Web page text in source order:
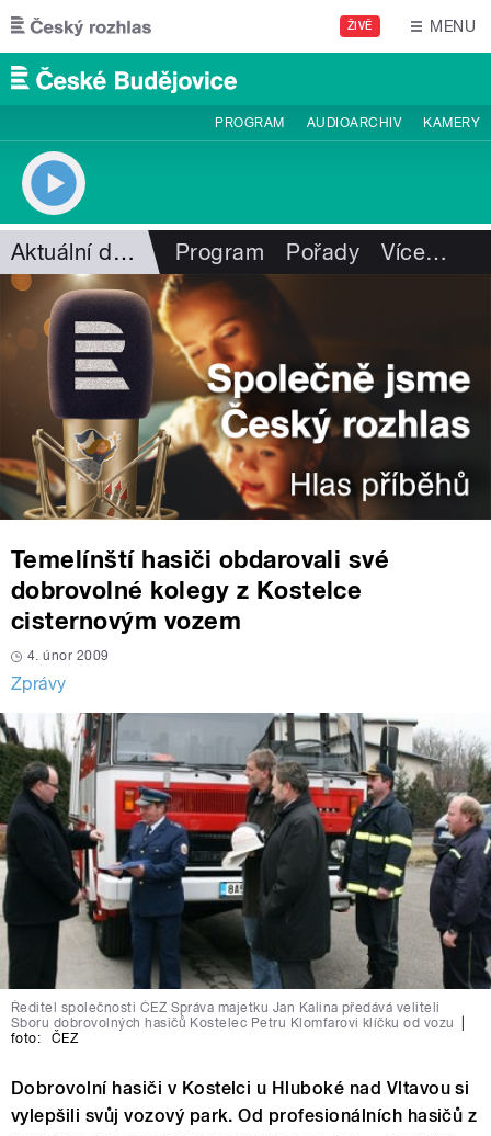
Přejít k hlavnímu obsahu
ŽIVĚ MENU
PROGRAM AUDIOARCHIV KAMERY
Aktuální dění Program Pořady Více…
Temelínští hasiči obdarovali své
dobrovolné kolegy z Kostelce
cisternovým vozem
4. únor 2009
Zprávy
Ředitel společnosti ČEZ Správa majetku Jan Kalina předává veliteli
Sboru dobrovolných hasičů Kostelec Petru Klomfarovi klíčku od vozu
foto:
ČEZ
Dobrovolní hasiči v Kostelci u Hluboké nad Vltavou si
vylepšili svůj vozový park. Od profesionálních hasičů z